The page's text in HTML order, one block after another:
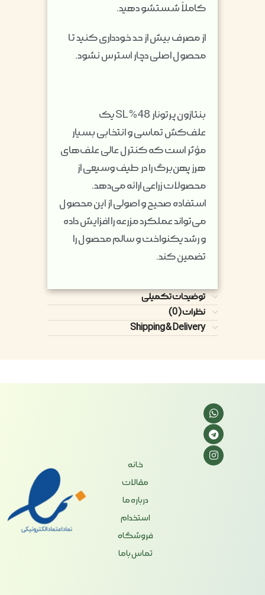
کاملاً شستشو دهید.
از مصرف بیش از حد خودداری کنید تا
محصول اصلی دچار استرس نشود.
بنتازون پرتونار 48% SL یک
علف‌کش تماسی و انتخابی بسیار
مؤثر است که کنترل عالی علف‌های
هرز پهن‌برگ را در طیف وسیعی از
محصولات زراعی ارائه می‌دهد.
استفاده صحیح و اصولی از این محصول
می‌تواند عملکرد مزرعه را افزایش داده
و رشد یکنواخت و سالم محصول را
تضمین کند.
توضیحات تکمیلی
نظرات (0)
Shipping & Delivery
خانه
مقالات
درباره ما
استخدام
فروشگاه
تماس باما